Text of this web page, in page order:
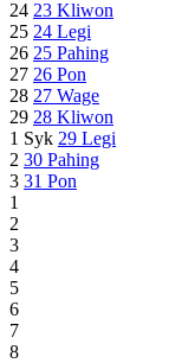
24 23 Kliwon
25 24 Legi
26 25 Pahing
27 26 Pon
28 27 Wage
29 28 Kliwon
1 Syk 29 Legi
2 30 Pahing
3 31 Pon
1
2
3
4
5
6
7
8